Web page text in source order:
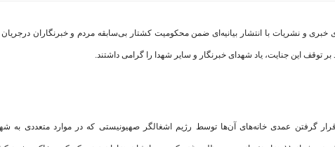
خبری و نشریات با انتشار بیانیه‌ای ضمن محکومیت کشتار بی‌سابقه مردم و خبرنگاران درجریان
این جنایت، یاد شهدای خبرنگار و سایر شهدا را گرامی داشتند.
خبرنگار در غزه و هدف قرار گرفتن عمدی خانه‌های آن‌ها توسط رژیم اشغالگر صهیونیستی که در موارد متعددی به